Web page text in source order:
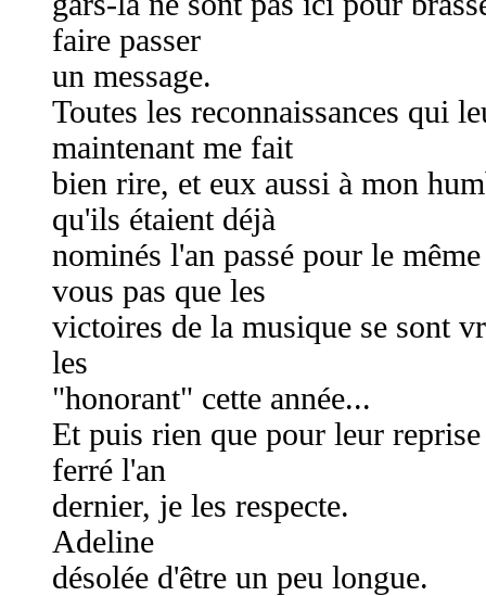
faire passer
un message.
Toutes les reconnaissances qui
maintenant me fait
bien rire, et eux aussi à mon
qu'ils étaient déjà
nominés l'an passé pour le
vous pas que les
victoires de la musique se sont
les
"honorant" cette année...
Et puis rien que pour leur
ferré l'an
dernier, je les respecte.
Adeline
désolée d'être un peu longue.